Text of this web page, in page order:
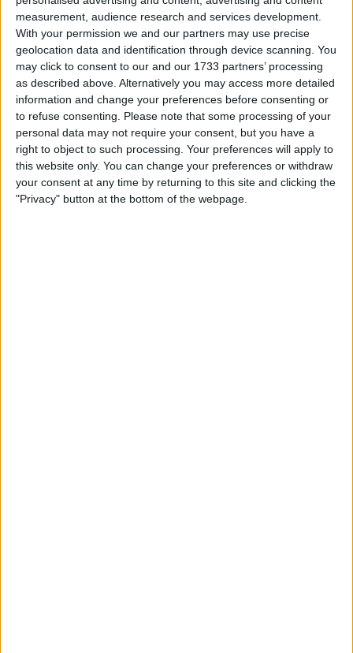
measurement, audience research and services development.
With your permission we and our partners may use precise
geolocation data and identification through device scanning. You
may click to consent to our and our 1733 partners’ processing
as described above. Alternatively you may access more detailed
information and change your preferences before consenting or
to refuse consenting. Please note that some processing of your
personal data may not require your consent, but you have a
right to object to such processing. Your preferences will apply to
this website only. You can change your preferences or withdraw
your consent at any time by returning to this site and clicking the
"Privacy" button at the bottom of the webpage.
Mikel Landa, Valentin Paret-Peintre e de outros
trepadores reforçaram esse caminho, garantindo-lhe
suporte nas provas mais exigentes. O plano parecia
consolidado na Volta a França 2024, onde mesmo
sem atacar diretamente a UAE e a Visma, o belga e
Landa seguiram o ritmo e terminaram com destaque
a corrida.